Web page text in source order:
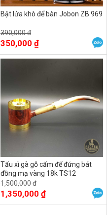
Bật lửa khò để bàn Jobon ZB 969
390,000 đ
350,000 ₫
Tẩu xì gà gỗ cẩm đế đứng bát
đồng mạ vàng 18k TS12
1,500,000 đ
1,350,000 ₫